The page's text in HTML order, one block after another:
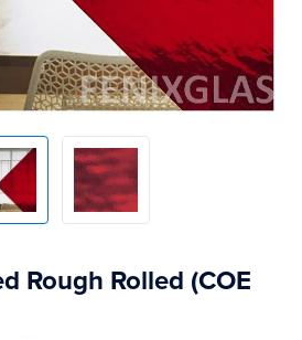
Rough Rolled (COE